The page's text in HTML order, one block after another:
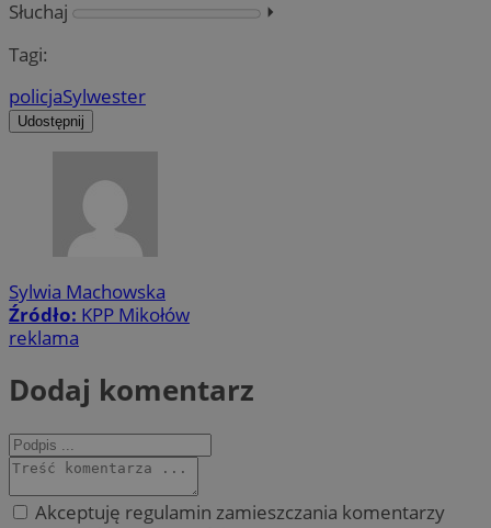
Słuchaj
⏵︎
Tagi:
policjaSylwester
Udostępnij
Sylwia Machowska
Źródło: KPP Mikołów
reklama
Dodaj komentarz
Akceptuję regulamin zamieszczania komentarzy